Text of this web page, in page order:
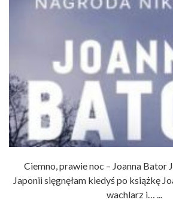
Ciemno, prawie noc – Joanna Bator
Japonii sięgnęłam kiedyś po książkę
wachlarz i… ...